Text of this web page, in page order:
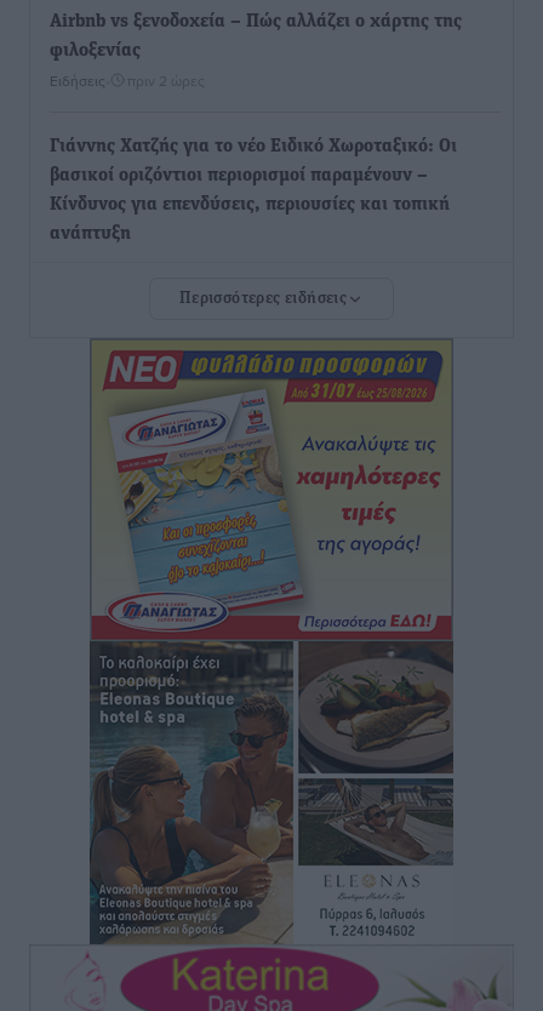
Airbnb vs ξενοδοχεία – Πώς αλλάζει ο χάρτης της
φιλοξενίας
Ειδήσεις πριν 2 ώρες
Γιάννης Χατζής για το νέο Ειδικό Χωροταξικό: Οι
βασικοί οριζόντιοι περιορισμοί παραμένουν –
Κίνδυνος για επενδύσεις, περιουσίες και τοπική
ανάπτυξη
δεν υπάρχουν περιθώρια εφησυχασμού
Ειδήσεις• πριν 2 ώρες
Στον Άγιο Νικόλαο Χάλκης ανοίγει ξανά το
ανανεωμένο εκκλησιαστικό μουσείο από τη Λέσχη
Lions Χάλκης
Τοπικές Ειδήσεις • πριν 3 ώρες
Ρόδος: «Βουλιάζει» από τουρίστες – Πάνω από 1 εκατ.
επιβάτες και 55 κρουαζιερόπλοια
Τοπικές Ειδήσεις• πριν 3 ώρες
Γ’ Εθνική Κατηγορία: Οι ημερομηνίες των
αγωνιστικών της κανονικής περιόδου
• πριν 8 ώρες
Συνελήφθησαν δύο άτομα στην Κάρπαθο για άγρα
πελατών
Τοπικές Ειδήσεις• πριν 8 ώρες
Χωρίς υποχρεωτική παρουσία μικρών στη 12άδα
Περισσότερες ειδήσεις